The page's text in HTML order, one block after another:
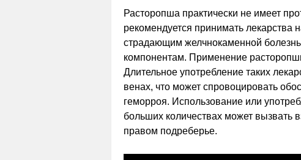
Расторопша практически не имеет
рекомендуется принимать лекарства
страдающим желчнокаменной
компонентам. Применение
Длительное употребление таких
венах, что может спровоцировать
геморроя. Использование или
больших количествах может вызвать
правом подреберье.